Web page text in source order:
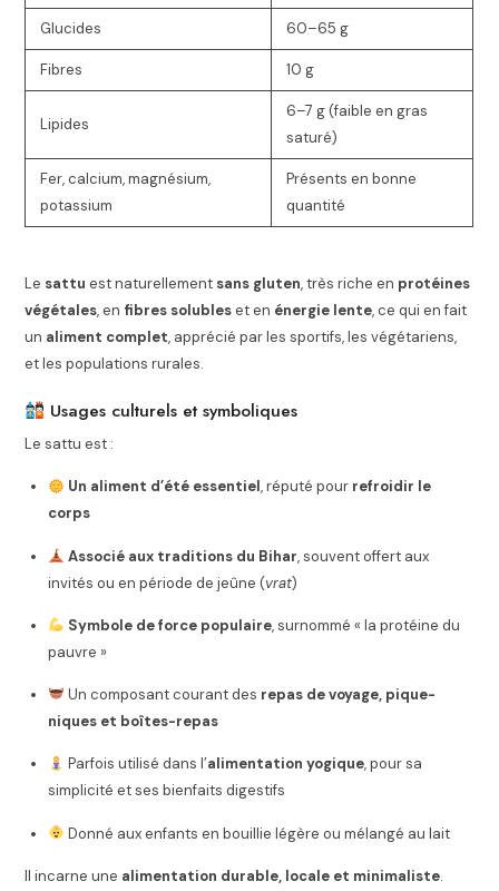
Glucides 60–65 g
Fibres 10 g
Lipides
6–7 g (faible en gras
saturé)
Fer, calcium, magnésium,
potassium
Présents en bonne
quantité
Le sattu est naturellement sans gluten, très riche en protéines
végétales, en fibres solubleset en énergie lente, ce qui en fait
un aliment complet, apprécié par les sportifs, les végétariens,
et les populations rurales.
Usages culturels et symboliques
Le sattu est :
Un aliment d’été essentiel, réputé pour refroidir le
corps
Associé aux traditions du Bihar, souvent offert aux
invités ou en période de jeûne (vrat)
Symbole de force populaire, surnommé « la protéine du
pauvre »
Un composant courant des repas de voyage, pique-
niques et boîtes-repas
Parfois utilisé dans l’alimentation yogique, pour sa
simplicité et ses bienfaits digestifs
Donné aux enfants en bouillie légère ou mélangé au lait
Il incarne une alimentation durable, locale et minimaliste.